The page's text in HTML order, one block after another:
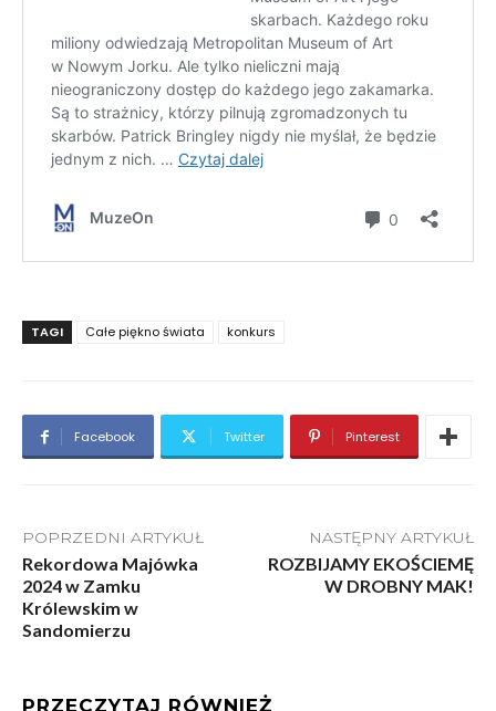
TAGI Całe piękno świata konkurs
Facebook Twitter Pinterest
POPRZEDNI ARTYKUŁ
Rekordowa Majówka
2024 w Zamku
Królewskim w
Sandomierzu
NASTĘPNY ARTYKUŁ
ROZBIJAMY EKOŚCIEMĘ
W DROBNY MAK!
PRZECZYTAJ RÓWNIEŻ